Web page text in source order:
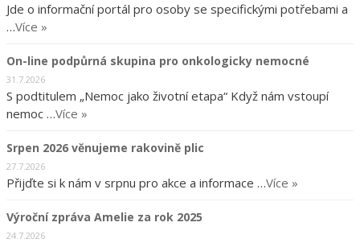
Jde o informační portál pro osoby se specifickými potřebami a
…Více »
On-line podpůrná skupina pro onkologicky nemocné
31.7.2026
S podtitulem „Nemoc jako životní etapa“ Když nám vstoupí
nemoc …Více »
Srpen 2026 věnujeme rakovině plic
27.7.2026
Přijďte si k nám v srpnu pro akce a informace …Více »
Výroční zpráva Amelie za rok 2025
24.7.2026